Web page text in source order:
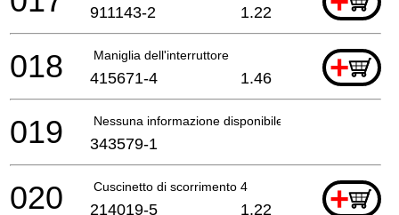
911143-2 1.22
Maniglia dell'interruttore +
018 415671-4 1.46
Nessuna informazione disponibile, non ordinabile
019 343579-1
Cuscinetto di scorrimento 4 +
020 214019-5 1.22